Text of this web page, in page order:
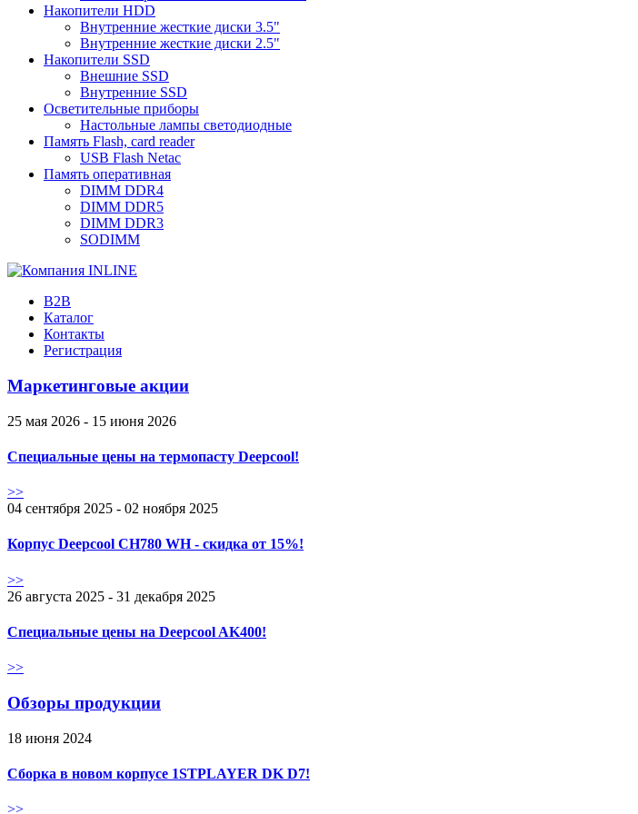
Накопители HDD
Внутренние жесткие диски 3.5"
Внутренние жесткие диски 2.5"
Накопители SSD
Внешние SSD
Внутренние SSD
Осветительные приборы
Настольные лампы светодиодные
Память Flash, card reader
USB Flash Netac
Память оперативная
DIMM DDR4
DIMM DDR5
DIMM DDR3
SODIMM
B2B
Каталог
Контакты
Регистрация
Маркетинговые акции
25 мая 2026 - 15 июня 2026
Специальные цены на термопасту Deepcool!
>>
04 сентября 2025 - 02 ноября 2025
Корпус Deepcool CH780 WH - скидка от 15%!
>>
26 августа 2025 - 31 декабря 2025
Специальные цены на Deepcool AK400!
>>
Обзоры продукции
18 июня 2024
Сборка в новом корпусе 1STPLAYER DK D7!
>>